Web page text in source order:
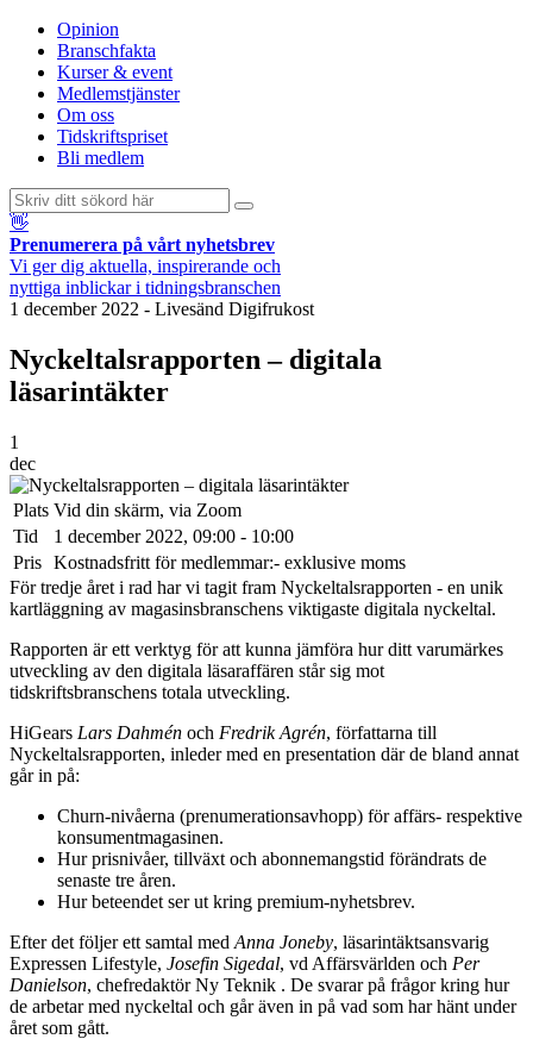
Opinion
Branschfakta
Kurser & event
Medlemstjänster
Om oss
Tidskriftspriset
Bli medlem
👋
Prenumerera på vårt nyhetsbrev
Vi ger dig aktuella, inspirerande och
nyttiga inblickar i tidningsbranschen
1 december 2022 - Livesänd Digifrukost
Nyckeltalsrapporten – digitala
läsarintäkter
1
dec
Plats Vid din skärm, via Zoom
Tid
1 december 2022, 09:00 - 10:00
Pris Kostnadsfritt för medlemmar:- exklusive moms
För tredje året i rad har vi tagit fram Nyckeltalsrapporten - en unik
kartläggning av magasinsbranschens viktigaste digitala nyckeltal.
Rapporten är ett verktyg för att kunna jämföra hur ditt varumärkes
utveckling av den digitala läsaraffären står sig mot
tidskriftsbranschens totala utveckling.
HiGears Lars Dahmén och Fredrik Agrén, författarna till
Nyckeltalsrapporten, inleder med en presentation där de bland annat
går in på:
Churn-nivåerna (prenumerationsavhopp) för affärs- respektive
konsumentmagasinen.
Hur prisnivåer, tillväxt och abonnemangstid förändrats de
senaste tre åren.
Hur beteendet ser ut kring premium-nyhetsbrev.
Efter det följer ett samtal med Anna Joneby, läsarintäktsansvarig
Expressen Lifestyle, Josefin Sigedal, vd Affärsvärlden och Per
Danielson, chefredaktör Ny Teknik . De svarar på frågor kring hur
de arbetar med nyckeltal och går även in på vad som har hänt under
året som gått.